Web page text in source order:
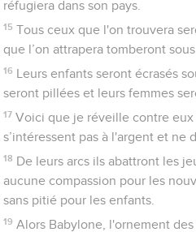
réfugiera dans son pays.
15 Tous ceux que l'on trouvera
que l’on attrapera tomberont
16 Leurs enfants seront écrasés
seront pillées et leurs femmes
17 Voici que je réveille contre eux
s’intéressent pas à l'argent et ne
18 De leurs arcs ils abattront les
aucune compassion pour les
sans pitié pour les enfants.
19 Alors Babylone, l'ornement